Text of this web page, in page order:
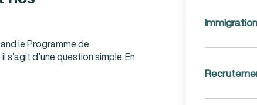
le Programme de
d’une question simple. En
Immigration